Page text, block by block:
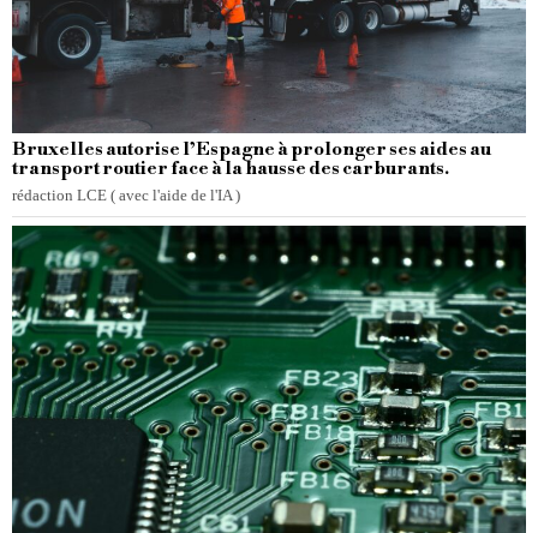
Bruxelles autorise l’Espagne à prolonger ses aides au
transport routier face à la hausse des carburants.
rédaction LCE ( avec l'aide de l'IA )